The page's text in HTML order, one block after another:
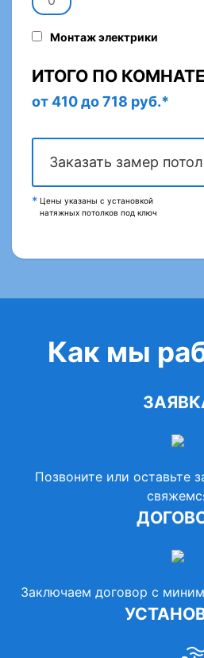
Монтаж электрики
ИТОГО ПО
от 410 до 718 руб.*
Заказать замер
Цены указаны с установкой
натяжных потолков под ключ
Как мы
Позвоните или оставьте
Заключаем договор с